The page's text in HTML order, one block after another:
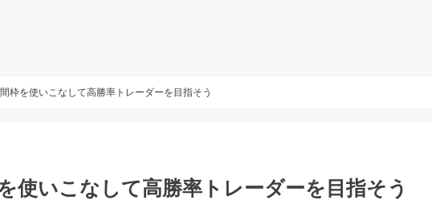
枠を使いこなして高勝率トレーダーを目指そう
使いこなして高勝率トレーダーを目指そう